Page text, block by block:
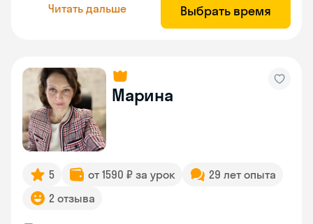
Читать дальше Выбрать время
Марина
5 от 1590 ₽ за урок
29 лет опыта
2 отзыва